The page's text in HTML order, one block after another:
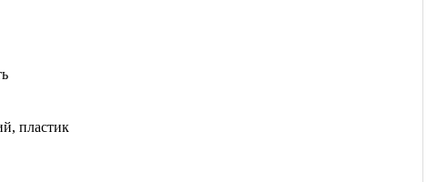
пластик